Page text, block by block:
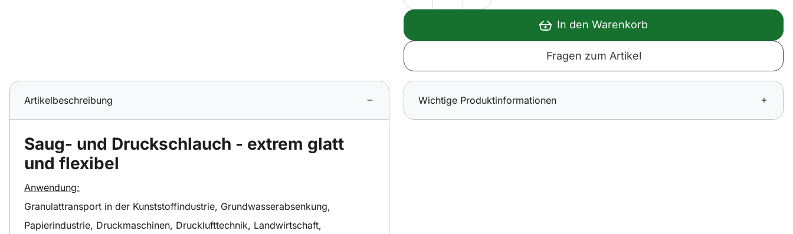
In den Warenkorb
Fragen zum Artikel
Artikelbeschreibung
Saug- und Druckschlauch - extrem glatt
und flexibel
Anwendung:
Granulattransport in der Kunststoffindustrie, Grundwasserabsenkung,
Papierindustrie, Druckmaschinen, Drucklufttechnik, Landwirtschaft,
Wichtige Produktinformationen